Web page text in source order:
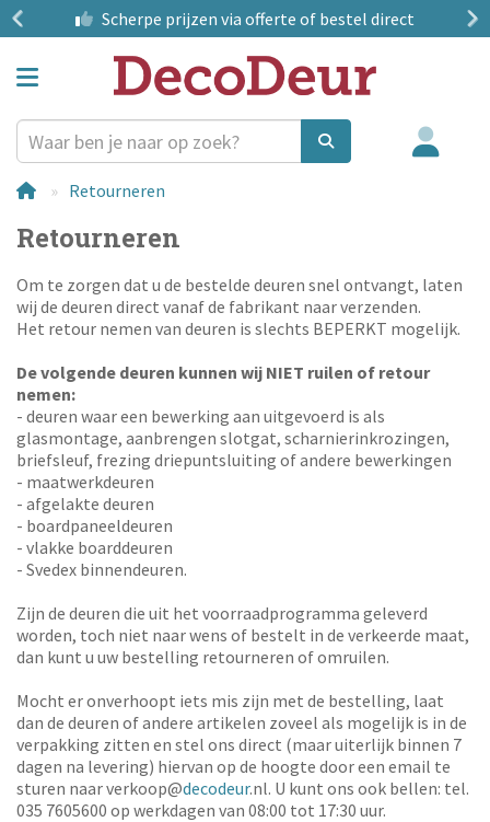
Scherpe prijzen via offerte of bestel direct
Retourneren
Retourneren
Om te zorgen dat u de bestelde deuren snel ontvangt, laten
wij de deuren direct vanaf de fabrikant naar verzenden.
Het retour nemen van deuren is slechts BEPERKT mogelijk.
De volgende deuren kunnen wij NIET ruilen of retour
nemen:
- deuren waar een bewerking aan uitgevoerd is als
glasmontage, aanbrengen slotgat, scharnierinkrozingen,
briefsleuf, frezing driepuntsluiting of andere bewerkingen
- maatwerkdeuren
- afgelakte deuren
- boardpaneeldeuren
- vlakke boarddeuren
- Svedex binnendeuren.
Zijn de deuren die uit het voorraadprogramma geleverd
worden, toch niet naar wens of bestelt in de verkeerde maat,
dan kunt u uw bestelling retourneren of omruilen.
Mocht er onverhoopt iets mis zijn met de bestelling, laat
dan de deuren of andere artikelen zoveel als mogelijk is in de
verpakking zitten en stel ons direct (maar uiterlijk binnen 7
dagen na levering) hiervan op de hoogte door een email te
sturen naar verkoop@decodeur.nl. U kunt ons ook bellen: tel.
035 7605600 op werkdagen van 08:00 tot 17:30 uur.